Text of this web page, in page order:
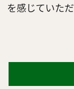
を感じていた